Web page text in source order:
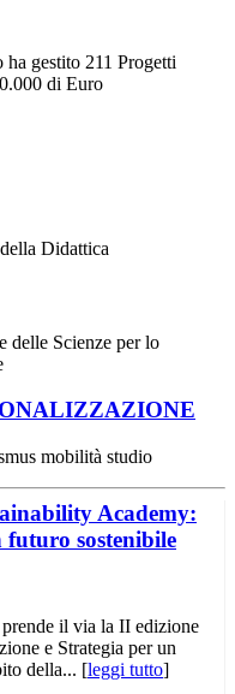
gestito 211 Progetti
di Euro
Didattica
delle Scienze per lo
mobilità studio
Academy:
futuro sostenibile
il via la II edizione
e Strategia per un
della... [leggi tutto]